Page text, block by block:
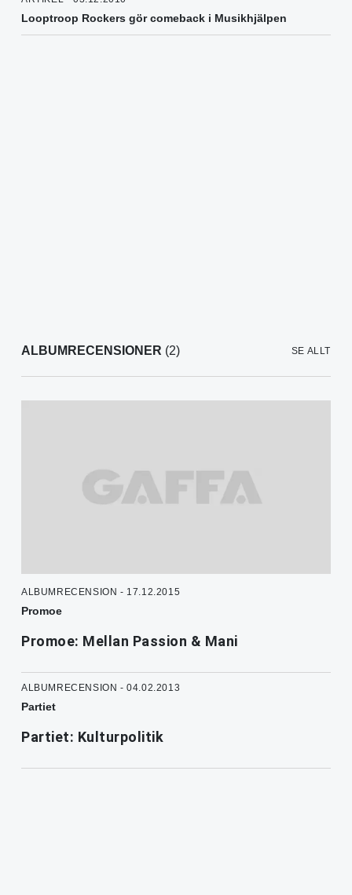
Looptroop Rockers gör comeback i Musikhjälpen
ALBUMRECENSIONER (2) SE ALLT
ALBUMRECENSION - 17.12.2015
Promoe
Promoe: Mellan Passion & Mani
ALBUMRECENSION - 04.02.2013
Partiet
Partiet: Kulturpolitik